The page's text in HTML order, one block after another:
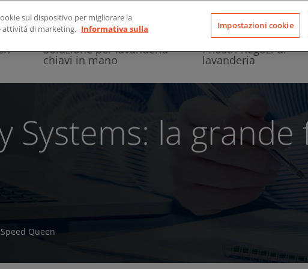
Chi siamo
Soluzione per lavanderia
chiavi in mano
I nostri negozi di
lavanderia
Systems: la grande
Queen
sul dispositivo per migliorare la
attività di marketing. Informativa sulla
Impostazioni cookie